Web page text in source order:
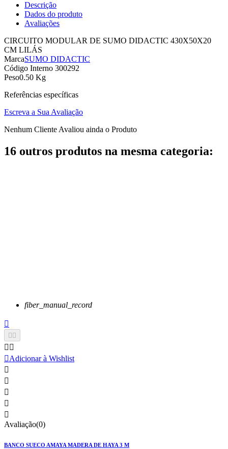
Descrição
Dados do produto
Avaliações
CIRCUITO MODULAR DE SUMO DIDACTIC 430X50X20
CM LILÁS
MarcaSUMO DIDACTIC
Código Interno 300292
Peso0.50 Kg
Referências específicas
Escreva a Sua Avaliação
Nenhum Cliente Avaliou ainda o Produto
16 outros produtos na mesma categoria:
fiber_manual_record

 
 
Adicionar à Wishlist





Avaliação(0)
BANCO SUECO AMAYA MADERA DE HAYA 3 M